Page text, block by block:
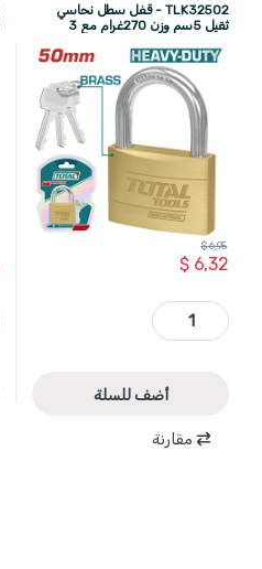
TLK32502 - قفل سطل نحاسي
ثقيل 5سم وزن 270غرام مع 3
$6,32
$6,95
TLK32502 - قفل سطل نحاسي ثقيل 5سم وزن 270غرام مع 3 مفاتيح ((صناعي )) TOTAL quantity
أضف للسلة
مقارنة